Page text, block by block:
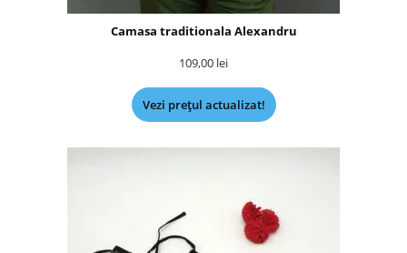
Camasa traditionala Alexandru
109,00 lei
Vezi prețul actualizat!